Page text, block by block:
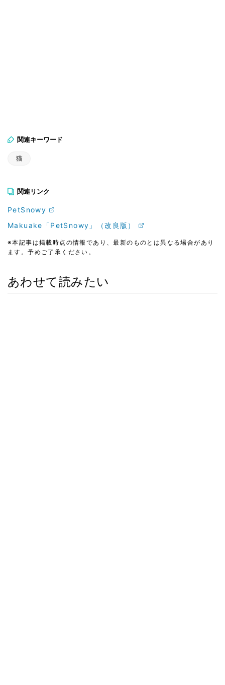
関連キーワード
猫
関連リンク
PetSnowy
Makuake「PetSnowy」（改良版）
※本記事は掲載時点の情報であり、最新のものとは異なる場合があり
ます。予めご了承ください。
あわせて読みたい